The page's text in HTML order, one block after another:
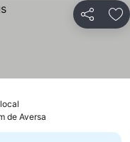
Partilhar
de Aversa